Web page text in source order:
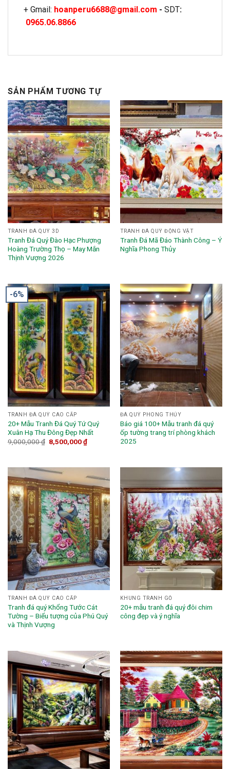
+ Gmail: hoanperu6688@gmail.com - SDT:
0965.06.8866
SẢN PHẨM TƯƠNG TỰ
TRANH ĐÁ QUÝ 3D
Tranh Đá Quý Đào Hạc Phượng
Hoàng Trường Thọ – May Mắn
Thịnh Vượng 2026
TRANH ĐÁ QUÝ ĐỘNG VẬT
Tranh Đá Mã Đáo Thành Công – Ý
Nghĩa Phong Thủy
-6%
TRANH ĐÁ QUÝ CAO CẤP
20+ Mẫu Tranh Đá Quý Tứ Quý
Xuân Hạ Thu Đông Đẹp Nhất
9,000,000₫ 8,500,000₫
ĐÁ QUÝ PHONG THỦY
Báo giá 100+ Mẫu tranh đá quý
ốp tường trang trí phòng khách
2025
TRANH ĐÁ QUÝ CAO CẤP
Tranh đá quý Khổng Tước Cát
Tường – Biểu tượng của Phú Quý
và Thịnh Vượng
KHUNG TRANH GỖ
20+ mẫu tranh đá quý đôi chim
công đẹp và ý nghĩa